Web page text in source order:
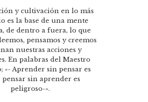
y cultivación en lo más
es la base de una mente
de dentro a fuera, lo que
pensamos y creemos
nuestras acciones y
En palabras del Maestro
«- Aprender sin pensar es
sin aprender es
peligroso-«.